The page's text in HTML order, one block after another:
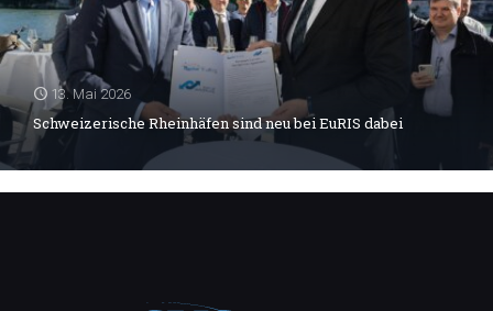
13. Mai 2026
Schweizerische Rheinhäfen sind neu bei EuRIS dabei